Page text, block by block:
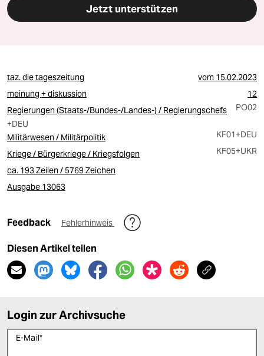
Jetzt unterstützen
taz. die tageszeitung vom 15.02.2023
meinung + diskussion
12
Regierungen (Staats-/Bundes-/Landes-) / Regierungschefs
PO02
+DEU
Militärwesen / Militärpolitik
KF01+DEU
Kriege / Bürgerkriege / Kriegsfolgen
KF05+UKR
ca. 193 Zeilen / 5769 Zeichen
Ausgabe 13063
Feedback Fehlerhinweis
Diesen Artikel teilen
Login zur Archivsuche
E-Mail*